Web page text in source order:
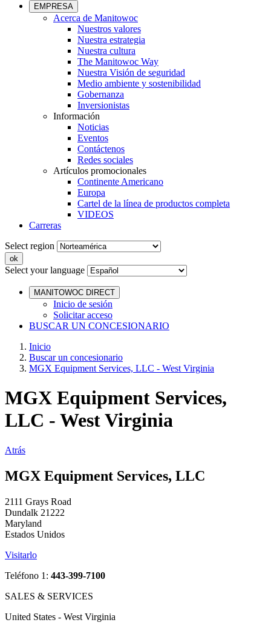
EMPRESA
Acerca de Manitowoc
Nuestros valores
Nuestra estrategia
Nuestra cultura
The Manitowoc Way
Nuestra Visión de seguridad
Medio ambiente y sostenibilidad
Gobernanza
Inversionistas
Información
Noticias
Eventos
Contáctenos
Redes sociales
Artículos promocionales
Continente Americano
Europa
Cartel de la línea de productos completa
VIDEOS
Carreras
Select region
Select your language
MANITOWOC DIRECT
Inicio de sesión
Solicitar acceso
BUSCAR UN CONCESIONARIO
Inicio
Buscar un concesionario
MGX Equipment Services, LLC - West Virginia
MGX Equipment Services,
LLC - West Virginia
Atrás
MGX Equipment Services, LLC
2111 Grays Road
Dundalk 21222
Maryland
Estados Unidos
Visitarlo
Teléfono 1: 443-399-7100
SALES & SERVICES
United States - West Virginia